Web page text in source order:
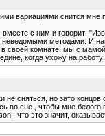
вариациями снится мне
вместе с ним и говорит:
методами. И
своей комнате, мы с
когда ухожу на
сняться, но зато
во сне , чтобы мне белого
, что это значит,